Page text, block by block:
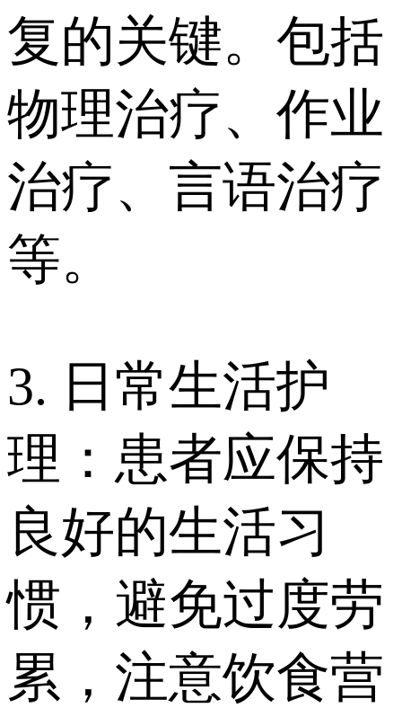
复的关键。包括
物理治疗、作业
治疗、言语治疗
等。
3. 日常生活护
理：患者应保持
良好的生活习
惯，避免过度劳
累，注意饮食营